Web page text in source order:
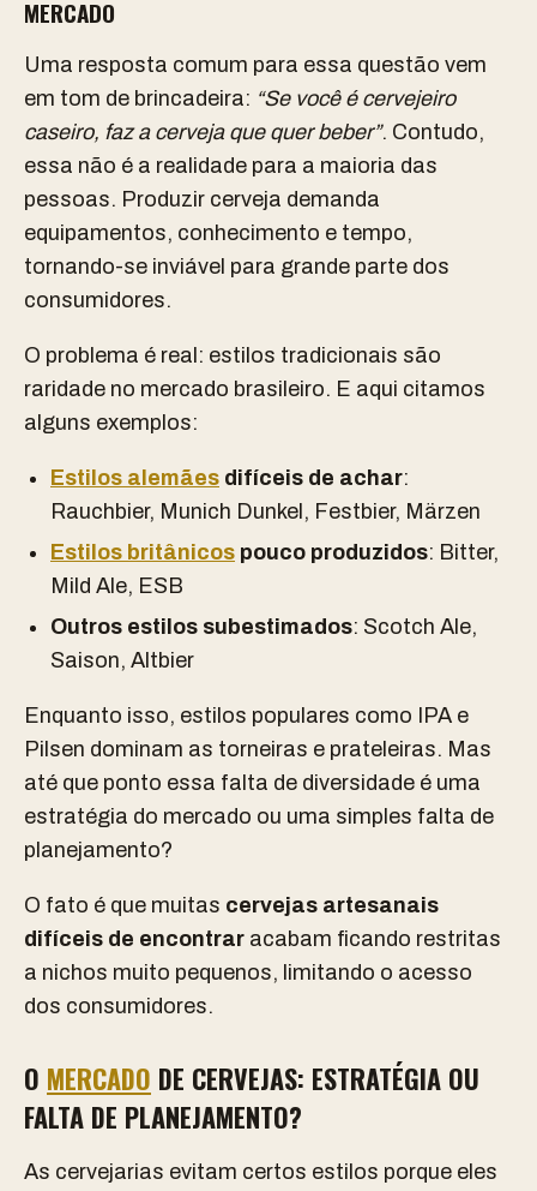
MERCADO
Uma resposta comum para essa questão vem
em tom de brincadeira: “Se você é cervejeiro
caseiro, faz a cerveja que quer beber”. Contudo,
essa não é a realidade para a maioria das
pessoas. Produzir cerveja demanda
equipamentos, conhecimento e tempo,
tornando-se inviável para grande parte dos
consumidores.
O problema é real: estilos tradicionais são
raridade no mercado brasileiro. E aqui citamos
alguns exemplos:
Estilos alemães difíceis de achar:
Rauchbier, Munich Dunkel, Festbier, Märzen
Estilos britânicos pouco produzidos: Bitter,
Mild Ale, ESB
Outros estilos subestimados: Scotch Ale,
Saison, Altbier
Enquanto isso, estilos populares como IPA e
Pilsen dominam as torneiras e prateleiras. Mas
até que ponto essa falta de diversidade é uma
estratégia do mercado ou uma simples falta de
planejamento?
O fato é que muitas cervejas artesanais
difíceis de encontrar acabam ficando restritas
a nichos muito pequenos, limitando o acesso
dos consumidores.
O MERCADO DE CERVEJAS: ESTRATÉGIA OU
FALTA DE PLANEJAMENTO?
As cervejarias evitam certos estilos porque eles